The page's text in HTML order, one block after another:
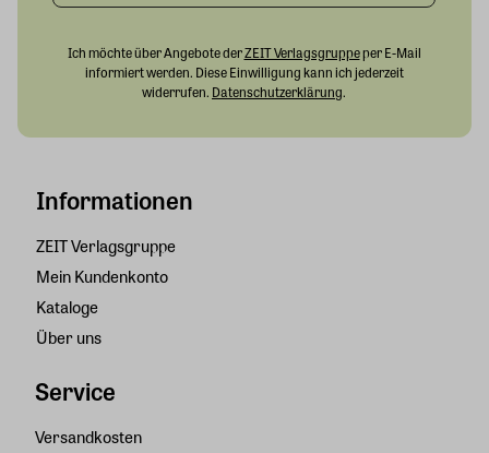
Informationen
ZEIT Verlagsgruppe
Mein Kundenkonto
Kataloge
Über uns
Service
Versandkosten
Ich möchte über Angebote derZEIT Verlagsgruppeper E-Mail
informiert werden. Diese Einwilligung kann ich jederzeit
widerrufen. Datenschutzerklärung.